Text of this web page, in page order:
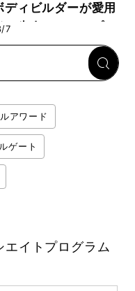
ディビルダーが愛用
牛肉」のシンプル
とは？
7
アワード
ゲート
イトプログラム